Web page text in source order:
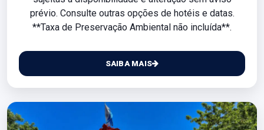
prévio. Consulte outras opções de hotéis e datas.
**Taxa de Preservação Ambiental não incluída**.
SAIBA MAIS